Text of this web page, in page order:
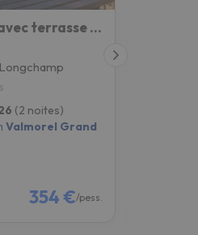
Appartement avec terrasse magnifique vue montagne
(2 noites)
Valmorel Grand
354 €/pess.